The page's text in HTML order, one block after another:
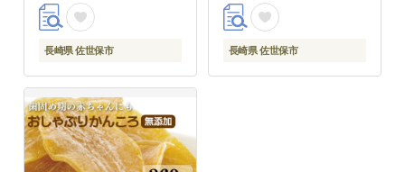
朝粥 ダイエット 防災食
非常食
長崎県 佐世保市
イエット 防災食 非常食
長崎県 佐世保市